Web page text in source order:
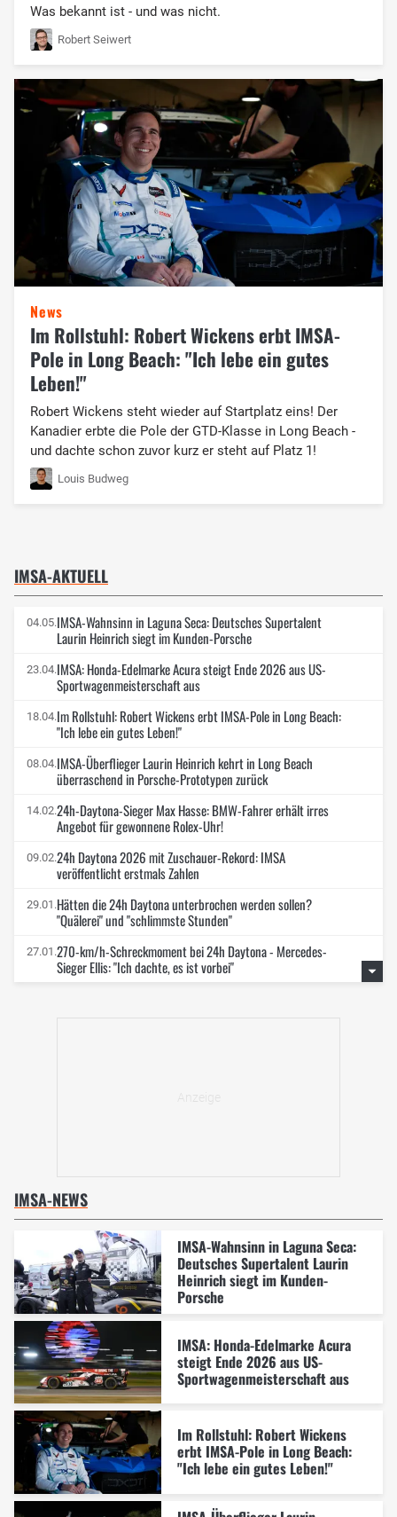
Was bekannt ist - und was nicht.
Robert Seiwert
News
Im Rollstuhl: Robert Wickens erbt IMSA-
Pole in Long Beach: "Ich lebe ein gutes
Leben!"
Robert Wickens steht wieder auf Startplatz eins! Der
Kanadier erbte die Pole der GTD-Klasse in Long Beach -
und dachte schon zuvor kurz er steht auf Platz 1!
Louis Budweg
IMSA-AKTUELL
IMSA-Wahnsinn in Laguna Seca: Deutsches Supertalent
Laurin Heinrich siegt im Kunden-Porsche
04.05.
IMSA: Honda-Edelmarke Acura steigt Ende 2026 aus US-
Sportwagenmeisterschaft aus
23.04.
Im Rollstuhl: Robert Wickens erbt IMSA-Pole in Long Beach:
"Ich lebe ein gutes Leben!"
18.04.
IMSA-Überflieger Laurin Heinrich kehrt in Long Beach
überraschend in Porsche-Prototypen zurück
08.04.
24h-Daytona-Sieger Max Hasse: BMW-Fahrer erhält irres
Angebot für gewonnene Rolex-Uhr!
14.02.
24h Daytona 2026 mit Zuschauer-Rekord: IMSA
veröffentlicht erstmals Zahlen
09.02.
Hätten die 24h Daytona unterbrochen werden sollen?
"Quälerei" und "schlimmste Stunden"
29.01.
270-km/h-Schreckmoment bei 24h Daytona - Mercedes-
Sieger Ellis: "Ich dachte, es ist vorbei"
27.01.
IMSA-NEWS
IMSA-Wahnsinn in Laguna Seca:
Deutsches Supertalent Laurin
Heinrich siegt im Kunden-
Porsche
IMSA: Honda-Edelmarke Acura
steigt Ende 2026 aus US-
Sportwagenmeisterschaft aus
Im Rollstuhl: Robert Wickens
erbt IMSA-Pole in Long Beach:
"Ich lebe ein gutes Leben!"